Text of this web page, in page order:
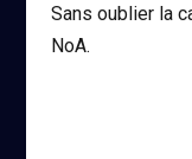
Sans oublier la
NoA.